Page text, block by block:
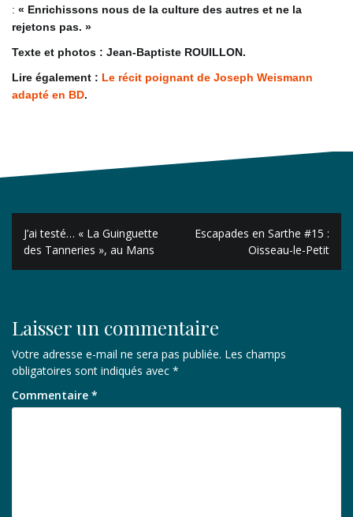
: « Enrichissons nous de la culture des autres et ne la
rejetons pas. »
Texte et photos : Jean-Baptiste ROUILLON.
Lire également : Le récit poignant de Joseph Weismann
adapté en BD.
Navigation
de
l’article
J’ai testé… « La Guinguette
des Tanneries », au Mans
Escapades en Sarthe #15 :
Oisseau-le-Petit
Laisser un commentaire
Votre adresse e-mail ne sera pas publiée. Les champs
obligatoires sont indiqués avec *
Commentaire *